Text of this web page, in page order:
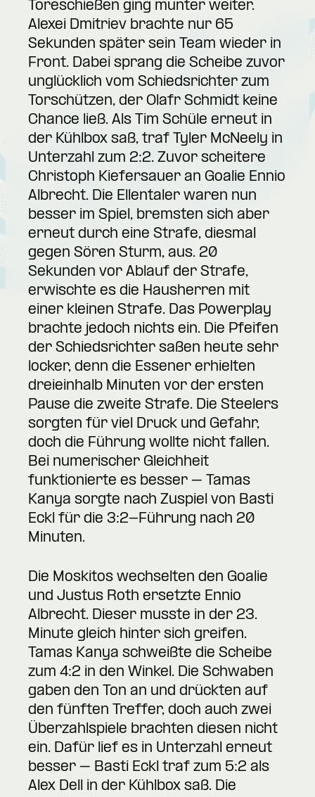
Toreschießen ging munter weiter.
Alexei Dmitriev brachte nur 65
Sekunden später sein Team wieder in
Front. Dabei sprang die Scheibe zuvor
unglücklich vom Schiedsrichter zum
Torschützen, der Olafr Schmidt keine
Chance ließ. Als Tim Schüle erneut in
der Kühlbox saß, traf Tyler McNeely in
Unterzahl zum 2:2. Zuvor scheitere
Christoph Kiefersauer an Goalie Ennio
Albrecht. Die Ellentaler waren nun
besser im Spiel, bremsten sich aber
erneut durch eine Strafe, diesmal
gegen Sören Sturm, aus. 20
Sekunden vor Ablauf der Strafe,
erwischte es die Hausherren mit
einer kleinen Strafe. Das Powerplay
brachte jedoch nichts ein. Die Pfeifen
der Schiedsrichter saßen heute sehr
locker, denn die Essener erhielten
dreieinhalb Minuten vor der ersten
Pause die zweite Strafe. Die Steelers
sorgten für viel Druck und Gefahr,
doch die Führung wollte nicht fallen.
Bei numerischer Gleichheit
funktionierte es besser – Tamas
Kanya sorgte nach Zuspiel von Basti
Eckl für die 3:2-Führung nach 20
Minuten.
Die Moskitos wechselten den Goalie
und Justus Roth ersetzte Ennio
Albrecht. Dieser musste in der 23.
Minute gleich hinter sich greifen.
Tamas Kanya schweißte die Scheibe
zum 4:2 in den Winkel. Die Schwaben
gaben den Ton an und drückten auf
den fünften Treffer, doch auch zwei
Überzahlspiele brachten diesen nicht
ein. Dafür lief es in Unterzahl erneut
besser – Basti Eckl traf zum 5:2 als
Alex Dell in der Kühlbox saß. Die